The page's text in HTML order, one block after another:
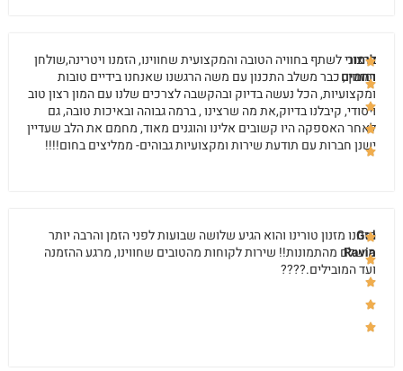
לימור
רחמים
ברצוני לשתף בחוויה הטובה והמקצועית שחווינו, הזמנו ויטרינה,שולחן
ומזנון , כבר משלב התכנון עם משה הרגשנו שאנחנו בידיים טובות
ומקצועיות, הכל נעשה בדיוק ובהקשבה לצרכים שלנו עם המון רצון טוב
ויסודי, קיבלנו בדיוק,את מה שרצינו , ברמה גבוהה ובאיכות טובה, גם
לאחר האספקה היו קשובים אלינו והוגנים מאוד, מחמם את הלב שעדיין
ישנן חברות עם תודעת שירות ומקצועיות גבוהים- ממליצים בחום!!!!
Gal
Ravia
הזמנו מזנון טורינו והוא הגיע שלושה שבועות לפני הזמן והרבה יותר
מושלם מהתמונות!! שירות לקוחות מהטובים שחווינו, מרגע ההזמנה
ועד המובילים.????